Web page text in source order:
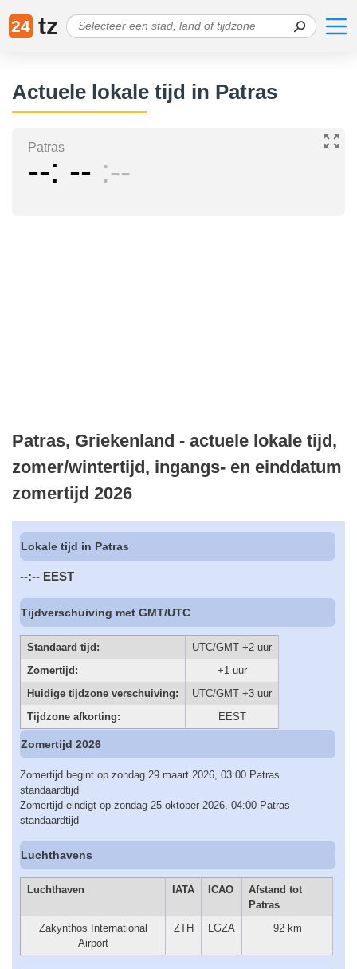
24 tz
Actuele lokale tijd in Patras
Patras
-- -- --
Patras, Griekenland - actuele lokale tijd,
zomer/wintertijd, ingangs- en einddatum
zomertijd 2026
Lokale tijd in Patras
--:-- EEST
Tijdverschuiving met GMT/UTC
Standaard tijd:
UTC/GMT +2 uur
Zomertijd:
+1 uur
Huidige tijdzone verschuiving:
UTC/GMT +3 uur
Tijdzone afkorting:
EEST
Zomertijd 2026
Zomertijd begint op zondag 29 maart 2026, 03:00 Patras
standaardtijd
Zomertijd eindigt op zondag 25 oktober 2026, 04:00 Patras
standaardtijd
Luchthavens
Luchthaven IATA ICAO
Afstand tot
Patras
Zakynthos International
Airport
ZTH LGZA 92 km